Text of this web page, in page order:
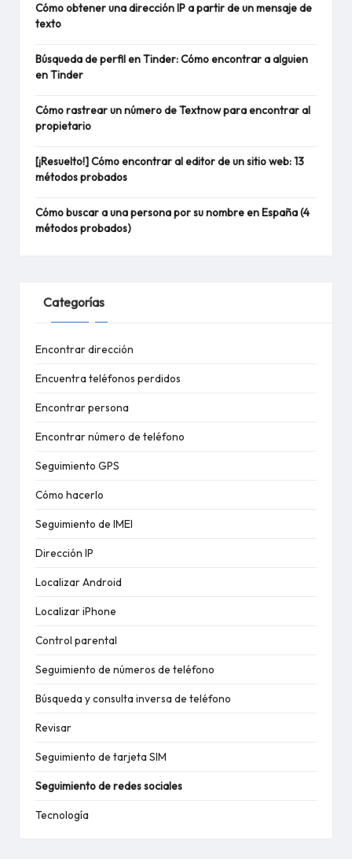
Cómo obtener una dirección IP a partir de un mensaje de
texto
Búsqueda de perfil en Tinder: Cómo encontrar a alguien
en Tinder
Cómo rastrear un número de Textnow para encontrar al
propietario
[¡Resuelto!] Cómo encontrar al editor de un sitio web: 13
métodos probados
Cómo buscar a una persona por su nombre en España (4
métodos probados)
Categorías
Encontrar dirección
Encuentra teléfonos perdidos
Encontrar persona
Encontrar número de teléfono
Seguimiento GPS
Cómo hacerlo
Seguimiento de IMEI
Dirección IP
Localizar Android
Localizar iPhone
Control parental
Seguimiento de números de teléfono
Búsqueda y consulta inversa de teléfono
Revisar
Seguimiento de tarjeta SIM
Seguimiento de redes sociales
Tecnología